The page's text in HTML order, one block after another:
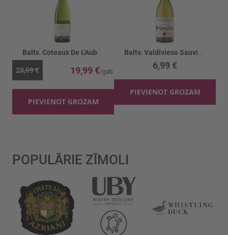
29,99 € 19,99 €
PIEVIENOT GROZAM
6,99 €
PIEVIENOT GROZAM
POPULĀRIE ZĪMOLI